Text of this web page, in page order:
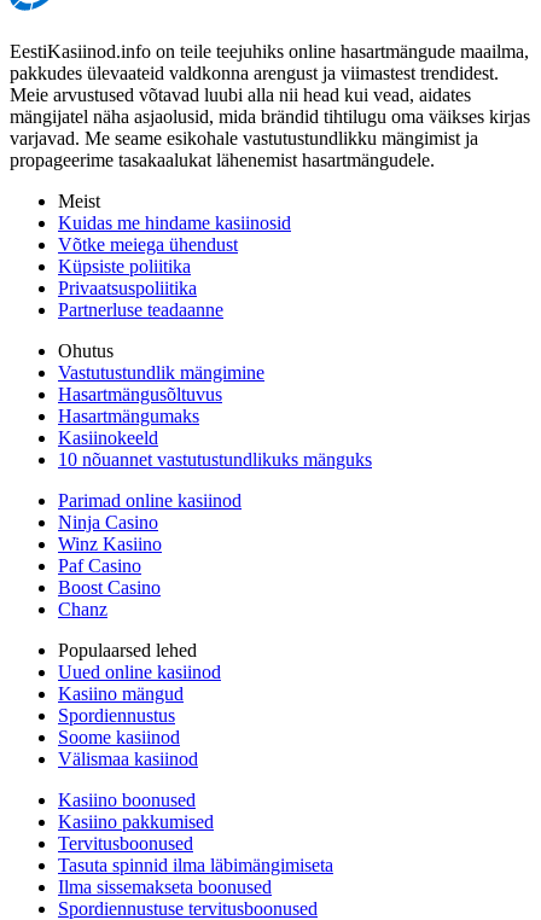
EestiKasiinod.info on teile teejuhiks online hasartmängude maailma,
pakkudes ülevaateid valdkonna arengust ja viimastest trendidest.
Meie arvustused võtavad luubi alla nii head kui vead, aidates
mängijatel näha asjaolusid, mida brändid tihtilugu oma väikses kirjas
varjavad. Me seame esikohale vastutustundlikku mängimist ja
propageerime tasakaalukat lähenemist hasartmängudele.
Meist
Kuidas me hindame kasiinosid
Võtke meiega ühendust
Küpsiste poliitika
Privaatsuspoliitika
Partnerluse teadaanne
Ohutus
Vastutustundlik mängimine
Hasartmängusõltuvus
Hasartmängumaks
Kasiinokeeld
10 nõuannet vastutustundlikuks mänguks
Parimad online kasiinod
Ninja Casino
Winz Kasiino
Paf Casino
Boost Casino
Chanz
Populaarsed lehed
Uued online kasiinod
Kasiino mängud
Spordiennustus
Soome kasiinod
Välismaa kasiinod
Kasiino boonused
Kasiino pakkumised
Tervitusboonused
Tasuta spinnid ilma läbimängimiseta
Ilma sissemakseta boonused
Spordiennustuse tervitusboonused